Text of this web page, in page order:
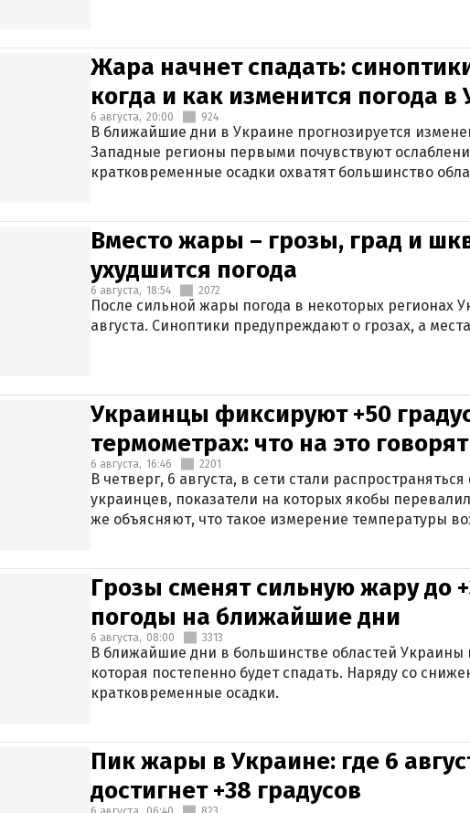
Жара начнет спадать:
когда и как изменится погода в
6 августа, 20:00 924
В ближайшие дни в Украине прогнозируется
Западные регионы первыми почувствуют
кратковременные осадки охватят большинство
Вместо жары – грозы, град и
ухудшится погода
6 августа, 18:54 2072
После сильной жары погода в некоторых регионах
августа. Синоптики предупреждают о грозах, а
Украинцы фиксируют +50
термометрах: что на это
6 августа, 16:46 2201
В четверг, 6 августа, в сети стали
украинцев, показатели на которых якобы
же объясняют, что такое измерение температуры
Грозы сменят сильную жару до
погоды на ближайшие дни
6 августа, 08:00 3313
В ближайшие дни в большинстве областей Украины
которая постепенно будет спадать. Наряду со
кратковременные осадки.
Пик жары в Украине: где 6
достигнет +38 градусов